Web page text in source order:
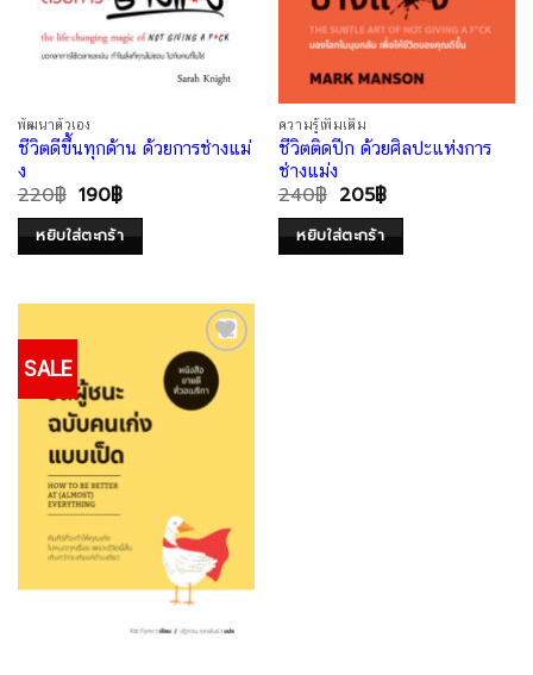
พัฒนาตัวเอง
ชีวิตดีขึ้นทุกด้าน ด้วยการช่างแม่
ง
220฿ 190฿
หยิบใส่ตะกร้า
ความรู้เพิ่มเติม
ชีวิตติดปีก ด้วยศิลปะแห่งการ
ช่างแม่ง
240฿ 205฿
หยิบใส่ตะกร้า
SALE
Add to
Wishlist